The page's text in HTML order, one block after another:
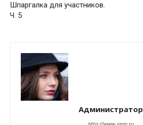
Шпаргалка для участников.
Ч. 5
Администратор